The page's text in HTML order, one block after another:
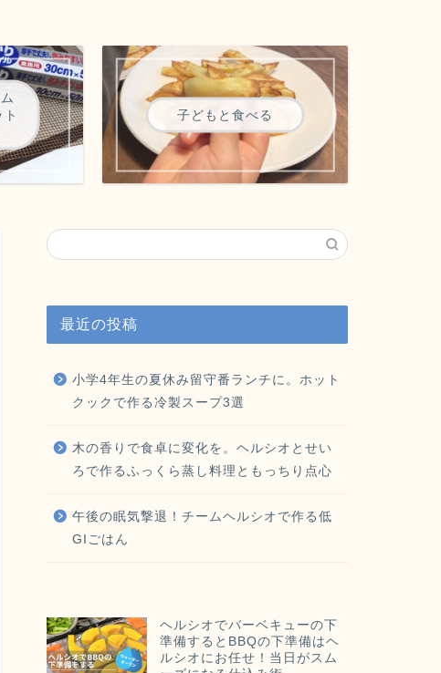
子どもと食べる
最近の投稿
小学4年生の夏休み留守番ランチに。ホット
クックで作る冷製スープ3選
木の香りで食卓に変化を。ヘルシオとせい
ろで作るふっくら蒸し料理ともっちり点心
午後の眠気撃退！チームヘルシオで作る低
GIごはん
ヘルシオでバーベキューの下
準備するとBBQの下準備はヘ
ルシオにお任せ！当日がスム